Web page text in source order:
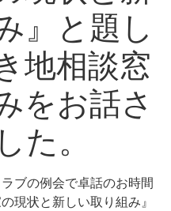
』と題し
地相談窓
をお話さ
た。
ブの例会で卓話のお時間
現状と新しい取り組み』